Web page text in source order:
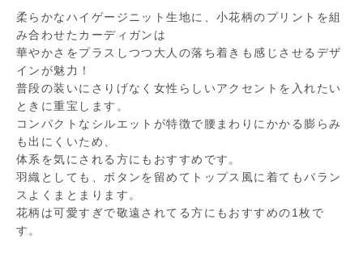
柔らかなハイゲージニット生地に、小花柄のプリントを組
み合わせたカーディガンは
華やかさをプラスしつつ大人の落ち着きも感じさせるデザ
インが魅力！
普段の装いにさりげなく女性らしいアクセントを入れたい
ときに重宝します。
コンパクトなシルエットが特徴で腰まわりにかかる膨らみ
も出にくいため、
体系を気にされる方にもおすすめです。
羽織としても、ボタンを留めてトップス風に着てもバラン
スよくまとまります。
花柄は可愛すぎで敬遠されてる方にもおすすめの1枚で
す。